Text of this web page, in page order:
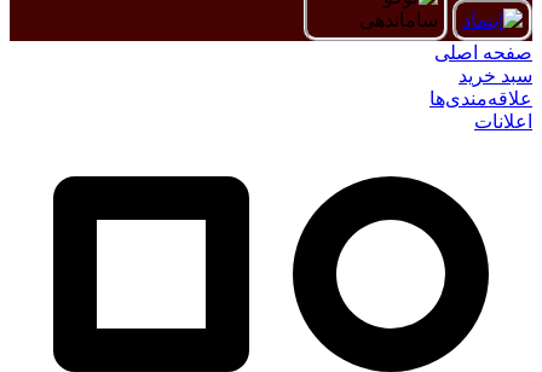
صفحه اصلی
سبد خرید
علاقه‌مندی‌ها
اعلانات